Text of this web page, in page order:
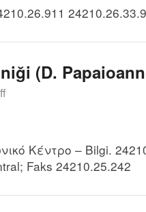
(D.
Κέντρο – Bilgi.
Faks 24210.25.242